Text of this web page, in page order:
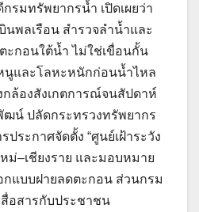
มทรัพยากรน้ำ เปิดเผยว่า
พลเรือน สำรวจลำน้ำและ
ะกอนใต้น้ำ ไม่ใช่เขื่อนกั้น
นูและโลหะหนักก่อนน้ำไหล
ล้องสังเกตการณ์จนสัปดาห์
น์ ปลัดกระทรวงทรัพยากร
ระกาศจัดตั้ง “ศูนย์เฝ้าระวัง
ม่–เชียงราย และมอบหมาย
แบบฝายลดตะกอน ส่วนกรม
อสารกับประชาชน